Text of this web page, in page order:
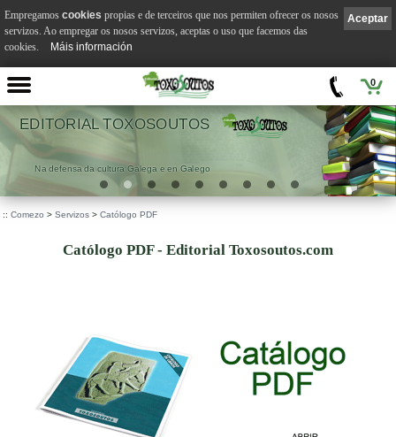
0
EDITORIAL TOXOSOUTOS
Na defensa da cultura Galega e en Galego
:: Comezo > Servizos > Católogo PDF
Católogo PDF - Editorial Toxosoutos.com
Aceptar
Empregamos cookies propias e de terceiros que nos permiten ofrecer os nosos
servizos. Ao empregar os nosos servizos, aceptas o uso que facemos das
cookies.
Máis información